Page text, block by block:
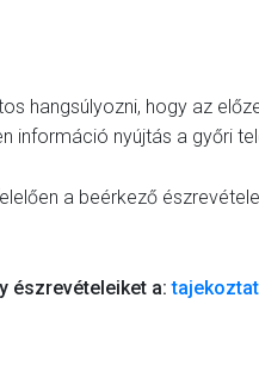
hangsúlyozni, hogy az
információ nyújtás a győri
a beérkező
észrevételeiket a: